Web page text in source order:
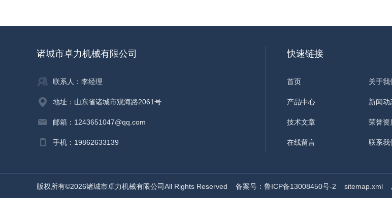
诸城市卓力机械有限公司
联系人：李经理
地址：山东省诸城市观海路2061号
邮箱：1243651047@qq.com
手机：19862633139
快速链接
首页 关于我
产品中心 新闻动
技术文章 荣誉资
在线留言 联系我
版权所有©2026诸城市卓力机械有限公司All Rights Reserved 备案号：鲁ICP备13008450号-2 sitemap.xml